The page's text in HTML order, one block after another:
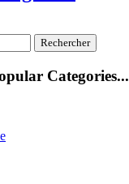
Categories...